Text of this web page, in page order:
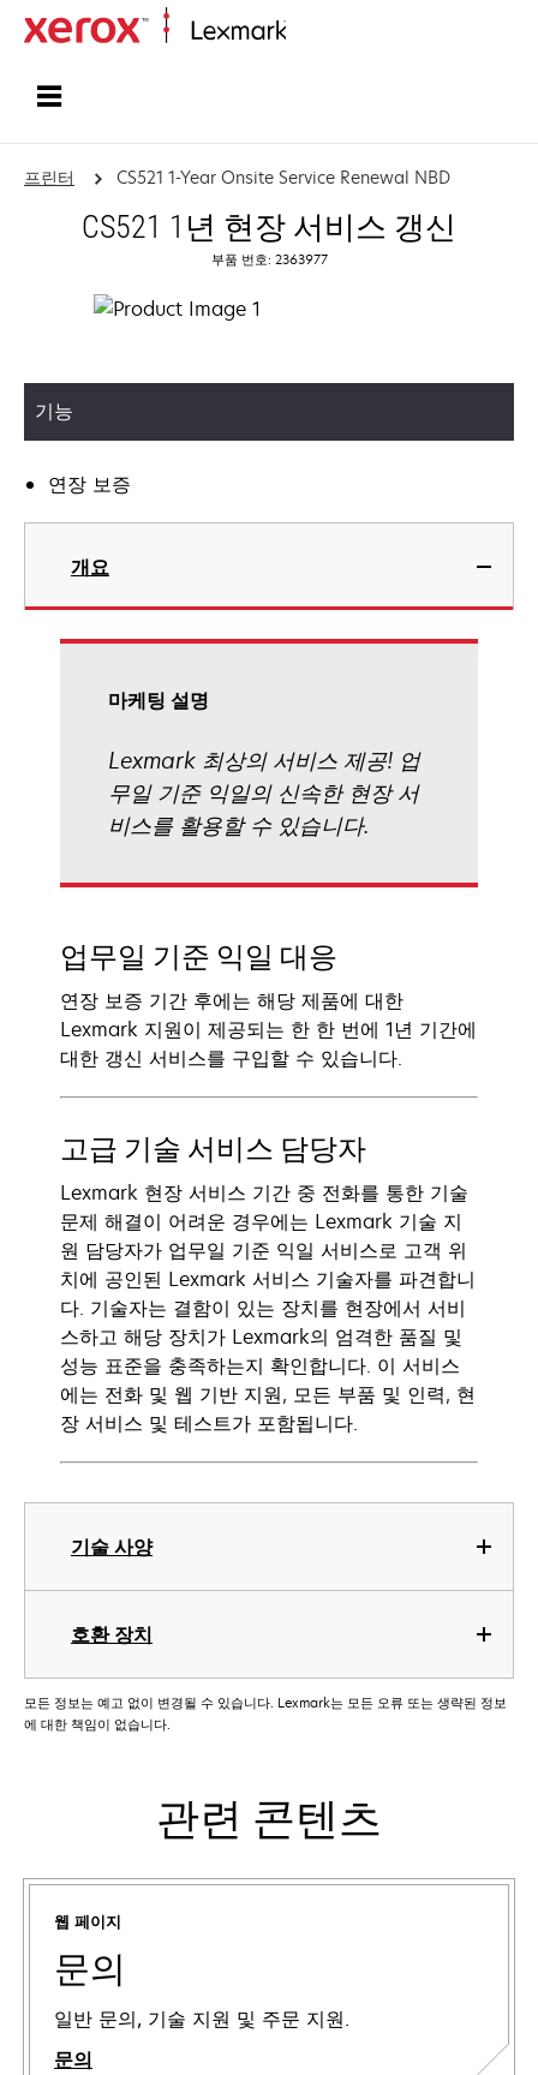
프린터 CS521 1-Year Onsite Service Renewal NBD
CS521 1년 현장 서비스 갱신
부품 번호: 2363977
기능
연장 보증
개요
기술 사양
호환 장치
마케팅 설명
Lexmark 최상의 서비스 제공! 업
무일 기준 익일의 신속한 현장 서
비스를 활용할 수 있습니다.
업무일 기준 익일 대응
연장 보증 기간 후에는 해당 제품에 대한
Lexmark 지원이 제공되는 한 한 번에 1년 기간에
대한 갱신 서비스를 구입할 수 있습니다.
고급 기술 서비스 담당자
Lexmark 현장 서비스 기간 중 전화를 통한 기술
문제 해결이 어려운 경우에는 Lexmark 기술 지
원 담당자가 업무일 기준 익일 서비스로 고객 위
치에 공인된 Lexmark 서비스 기술자를 파견합니
다. 기술자는 결함이 있는 장치를 현장에서 서비
스하고 해당 장치가 Lexmark의 엄격한 품질 및
성능 표준을 충족하는지 확인합니다. 이 서비스
에는 전화 및 웹 기반 지원, 모든 부품 및 인력, 현
장 서비스 및 테스트가 포함됩니다.
모든 정보는 예고 없이 변경될 수 있습니다. Lexmark는 모든 오류 또는 생략된 정보
에 대한 책임이 없습니다.
관련 콘텐츠
웹 페이지
문의
일반 문의, 기술 지원 및 주문 지원.
문의